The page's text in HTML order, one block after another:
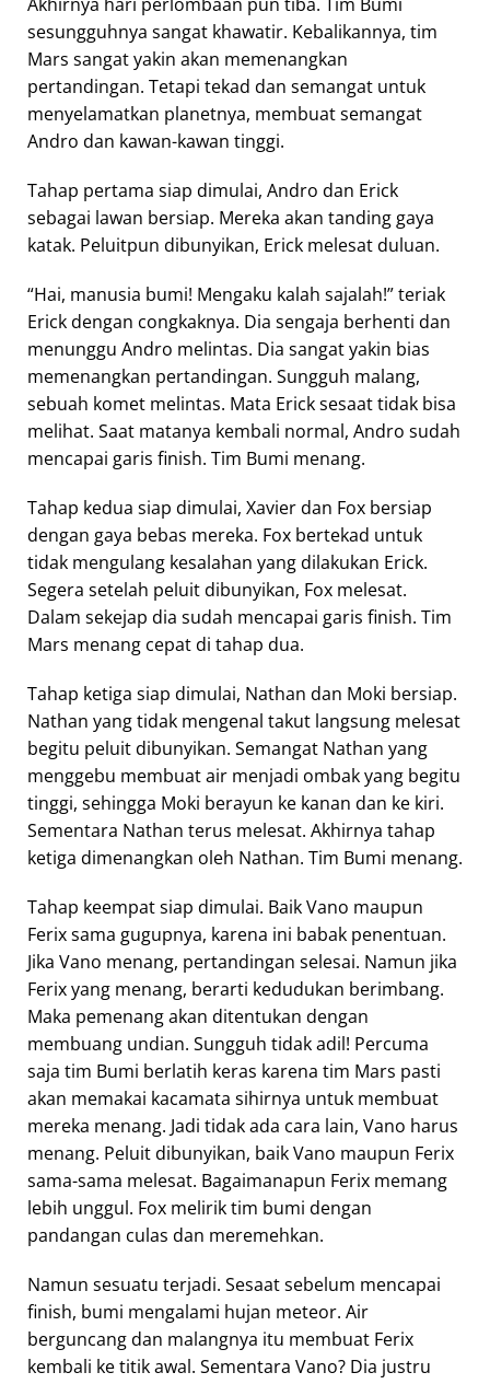
sesungguhnya sangat khawatir. Kebalikannya, tim
Mars sangat yakin akan memenangkan
pertandingan. Tetapi tekad dan semangat untuk
menyelamatkan planetnya, membuat semangat
Andro dan kawan-kawan tinggi.
Tahap pertama siap dimulai, Andro dan Erick
sebagai lawan bersiap. Mereka akan tanding gaya
katak. Peluitpun dibunyikan, Erick melesat duluan.
“Hai, manusia bumi! Mengaku kalah sajalah!” teriak
Erick dengan congkaknya. Dia sengaja berhenti dan
menunggu Andro melintas. Dia sangat yakin bias
memenangkan pertandingan. Sungguh malang,
sebuah komet melintas. Mata Erick sesaat tidak bisa
melihat. Saat matanya kembali normal, Andro sudah
mencapai garis finish. Tim Bumi menang.
Tahap kedua siap dimulai, Xavier dan Fox bersiap
dengan gaya bebas mereka. Fox bertekad untuk
tidak mengulang kesalahan yang dilakukan Erick.
Segera setelah peluit dibunyikan, Fox melesat.
Dalam sekejap dia sudah mencapai garis finish. Tim
Mars menang cepat di tahap dua.
Tahap ketiga siap dimulai, Nathan dan Moki bersiap.
Nathan yang tidak mengenal takut langsung melesat
begitu peluit dibunyikan. Semangat Nathan yang
menggebu membuat air menjadi ombak yang begitu
tinggi, sehingga Moki berayun ke kanan dan ke kiri.
Sementara Nathan terus melesat. Akhirnya tahap
ketiga dimenangkan oleh Nathan. Tim Bumi menang.
Tahap keempat siap dimulai. Baik Vano maupun
Ferix sama gugupnya, karena ini babak penentuan.
Jika Vano menang, pertandingan selesai. Namun jika
Ferix yang menang, berarti kedudukan berimbang.
Maka pemenang akan ditentukan dengan
membuang undian. Sungguh tidak adil! Percuma
saja tim Bumi berlatih keras karena tim Mars pasti
akan memakai kacamata sihirnya untuk membuat
mereka menang. Jadi tidak ada cara lain, Vano harus
menang. Peluit dibunyikan, baik Vano maupun Ferix
sama-sama melesat. Bagaimanapun Ferix memang
lebih unggul. Fox melirik tim bumi dengan
pandangan culas dan meremehkan.
Namun sesuatu terjadi. Sesaat sebelum mencapai
finish, bumi mengalami hujan meteor. Air
berguncang dan malangnya itu membuat Ferix
kembali ke titik awal. Sementara Vano? Dia justru